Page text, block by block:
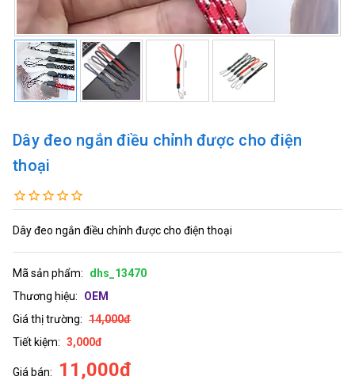
Dây đeo ngắn điều chỉnh được cho điện
thoại
Dây đeo ngắn điều chỉnh được cho điện thoại
Mã sản phẩm:
dhs_13470
Thương hiệu:
OEM
Giá thị trường: 14,000đ
Tiết kiệm: 3,000đ
Giá bán: 11,000đ